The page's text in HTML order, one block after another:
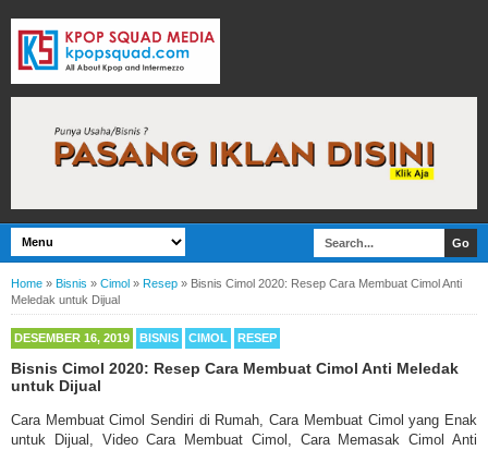
Home » Bisnis » Cimol » Resep » Bisnis Cimol 2020: Resep Cara Membuat Cimol Anti
Meledak untuk Dijual
DESEMBER 16, 2019 BISNIS CIMOL RESEP
Bisnis Cimol 2020: Resep Cara Membuat Cimol Anti Meledak
untuk Dijual
Cara Membuat Cimol Sendiri di Rumah, Cara Membuat Cimol yang Enak
untuk Dijual, Video Cara Membuat Cimol, Cara Memasak Cimol Anti